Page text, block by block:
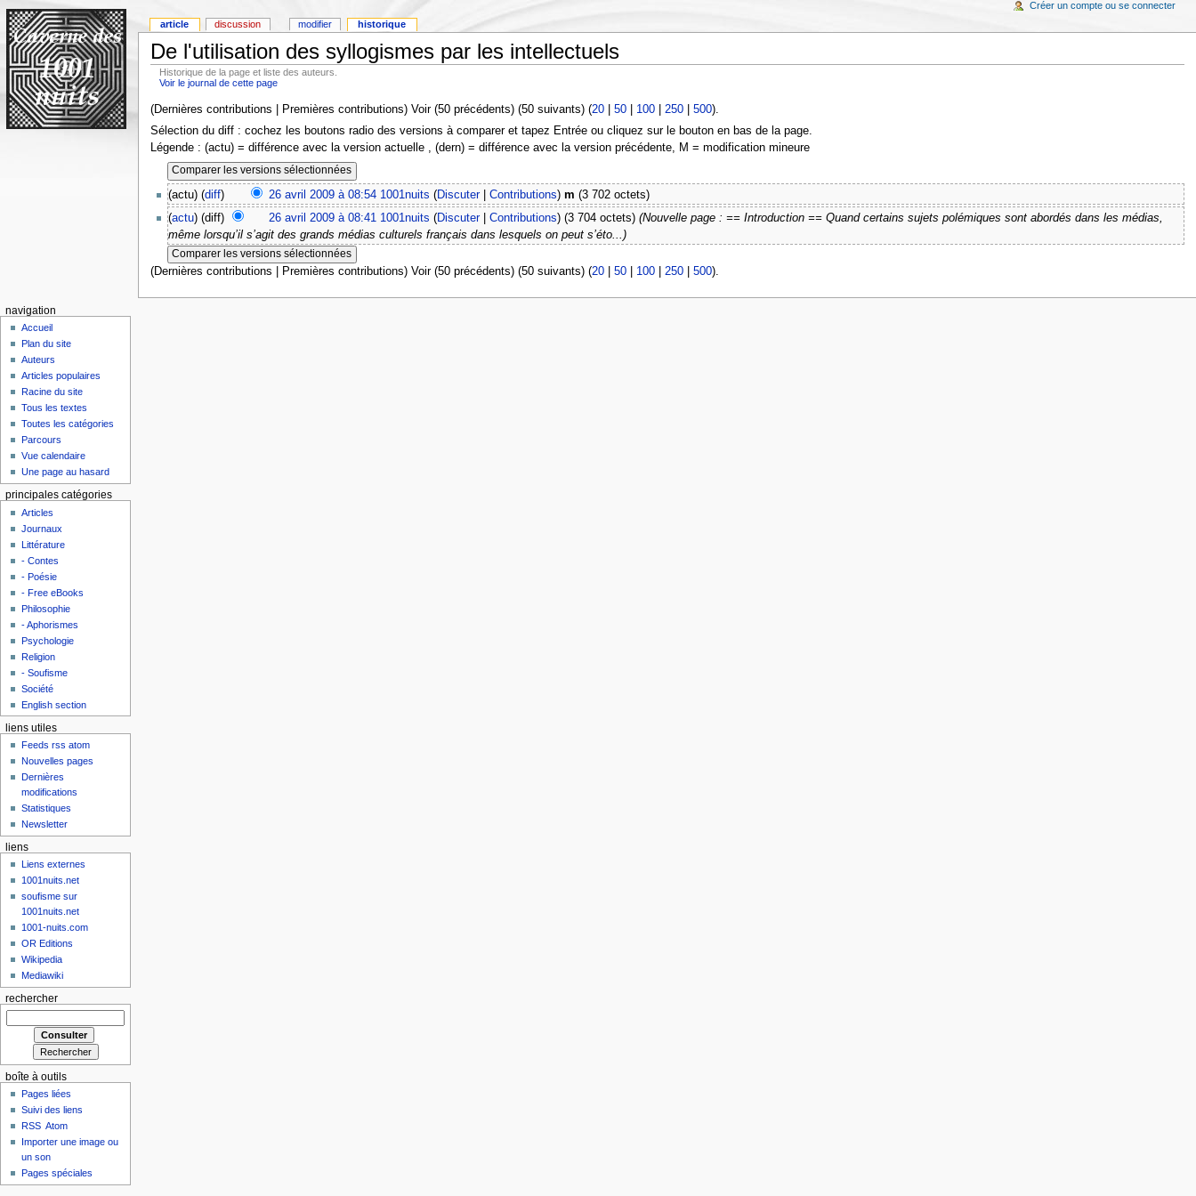
De l'utilisation des syllogismes par les intellectuels
Historique de la page et liste des auteurs.
Voir le journal de cette page
(Dernières contributions | Premières contributions) Voir (50 précédents) (50 suivants) (20| 50| 100| 250| 500).
Sélection du diff : cochez les boutons radio des versions à comparer et tapez Entrée ou cliquez sur le bouton en bas de la page.
Légende : (actu) = différence avec la version actuelle , (dern) = différence avec la version précédente, M = modification mineure
(actu) (diff) 26 avril 2009 à 08:54 1001nuits (Discuter| Contributions) m (3 702 octets)
(actu) (diff) 26 avril 2009 à 08:41 1001nuits (Discuter| Contributions) (3 704 octets) (Nouvelle page : == Introduction == Quand certains sujets polémiques sont abordés dans les médias,
même lorsqu’il s’agit des grands médias culturels français dans lesquels on peut s’éto...)
(Dernières contributions | Premières contributions) Voir (50 précédents) (50 suivants) (20| 50| 100| 250| 500).
article discussion modifier historique
Créer un compte ou se connecter
navigation
Accueil
Plan du site
Auteurs
Articles populaires
Racine du site
Tous les textes
Toutes les catégories
Parcours
Vue calendaire
Une page au hasard
principales catégories
Articles
Journaux
Littérature
- Contes
- Poésie
- Free eBooks
Philosophie
- Aphorismes
Psychologie
Religion
- Soufisme
Société
English section
liens utiles
Feeds rss atom
Nouvelles pages
Dernières
modifications
Statistiques
Newsletter
liens
Liens externes
1001nuits.net
soufisme sur
1001nuits.net
1001-nuits.com
OR Editions
Wikipedia
Mediawiki
rechercher
boîte à outils
Pages liées
Suivi des liens
RSS Atom
Importer une image ou
un son
Pages spéciales